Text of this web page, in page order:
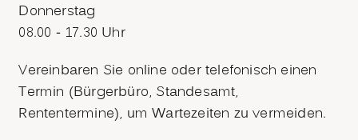
Donnerstag
08.00 - 17.30 Uhr
Vereinbaren Sie online oder telefonisch einen
Termin (Bürgerbüro, Standesamt,
Rententermine), um Wartezeiten zu vermeiden.